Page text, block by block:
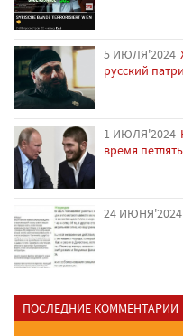
5 ИЮЛЯ'2024
русский
1 ИЮЛЯ'2024
время петлять
24 ИЮНЯ'2024
ПОСЛЕДНИЕ КОММЕНТАРИИ